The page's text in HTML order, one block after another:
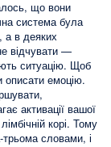
що вони
система була
а в деяких
відчувати —
ситуацію. Щоб
описати емоцію.
активації вашої
корі. Тому
словами, і